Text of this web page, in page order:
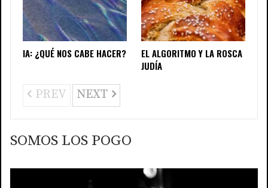
IA: ¿QUÉ NOS CABE HACER?
EL ALGORITMO Y LA ROSCA
JUDÍA
PREV NEXT
SOMOS LOS POGO